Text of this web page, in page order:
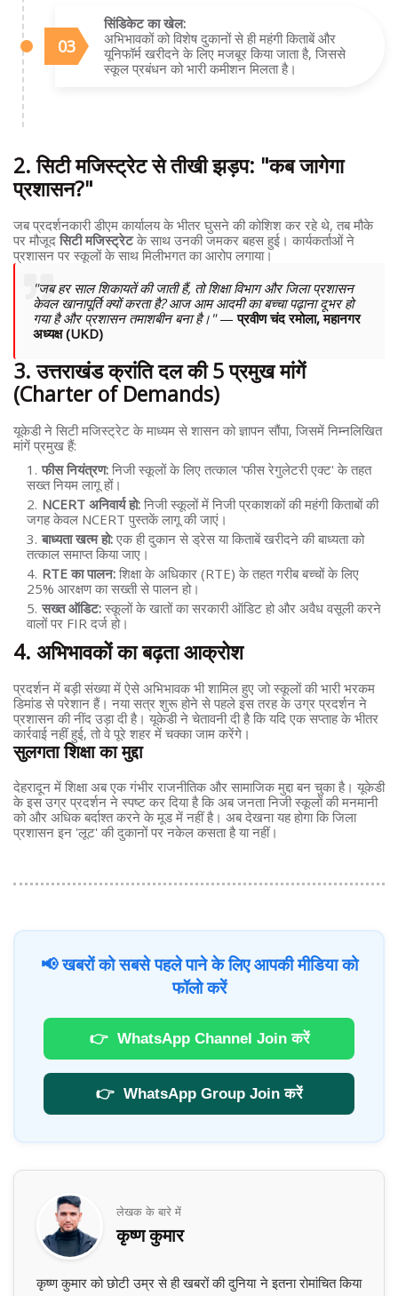
सिंडिकेट का खेल:
अभिभावकों को विशेष दुकानों से ही महंगी किताबें और
यूनिफॉर्म खरीदने के लिए मजबूर किया जाता है, जिससे
स्कूल प्रबंधन को भारी कमीशन मिलता है।
2. सिटी मजिस्ट्रेट से तीखी झड़प: "कब जागेगा
प्रशासन?"
जब प्रदर्शनकारी डीएम कार्यालय के भीतर घुसने की कोशिश कर रहे थे, तब मौके
पर मौजूद सिटी मजिस्ट्रेटके साथ उनकी जमकर बहस हुई। कार्यकर्ताओं ने
प्रशासन पर स्कूलों के साथ मिलीभगत का आरोप लगाया।
"जब हर साल शिकायतें की जाती हैं, तो शिक्षा विभाग और जिला प्रशासन
केवल खानापूर्ति क्यों करता है? आज आम आदमी का बच्चा पढ़ाना दूभर हो
गया है और प्रशासन तमाशबीन बना है।"—प्रवीण चंद रमोला, महानगर
अध्यक्ष (UKD)
3. उत्तराखंड क्रांति दल की 5 प्रमुख मांगें
(Charter of Demands)
यूकेडी ने सिटी मजिस्ट्रेट के माध्यम से शासन को ज्ञापन सौंपा, जिसमें निम्नलिखित
मांगें प्रमुख हैं:
फीस नियंत्रण: निजी स्कूलों के लिए तत्काल 'फीस रेगुलेटरी एक्ट' के तहत
सख्त नियम लागू हों।
NCERT अनिवार्य हो: निजी स्कूलों में निजी प्रकाशकों की महंगी किताबों की
जगह केवल NCERT पुस्तकें लागू की जाएं।
बाध्यता खत्म हो: एक ही दुकान से ड्रेस या किताबें खरीदने की बाध्यता को
तत्काल समाप्त किया जाए।
RTE का पालन: शिक्षा के अधिकार (RTE) के तहत गरीब बच्चों के लिए
25% आरक्षण का सख्ती से पालन हो।
सख्त ऑडिट: स्कूलों के खातों का सरकारी ऑडिट हो और अवैध वसूली करने
वालों पर FIR दर्ज हो।
4. अभिभावकों का बढ़ता आक्रोश
प्रदर्शन में बड़ी संख्या में ऐसे अभिभावक भी शामिल हुए जो स्कूलों की भारी भरकम
डिमांड से परेशान हैं। नया सत्र शुरू होने से पहले इस तरह के उग्र प्रदर्शन ने
प्रशासन की नींद उड़ा दी है। यूकेडी ने चेतावनी दी है कि यदि एक सप्ताह के भीतर
कार्रवाई नहीं हुई, तो वे पूरे शहर में चक्का जाम करेंगे।
सुलगता शिक्षा का मुद्दा
देहरादून में शिक्षा अब एक गंभीर राजनीतिक और सामाजिक मुद्दा बन चुका है। यूकेडी
के इस उग्र प्रदर्शन ने स्पष्ट कर दिया है कि अब जनता निजी स्कूलों की मनमानी
को और अधिक बर्दाश्त करने के मूड में नहीं है। अब देखना यह होगा कि जिला
प्रशासन इन 'लूट' की दुकानों पर नकेल कसता है या नहीं।
📢 खबरों को सबसे पहले पाने के लिए आपकी मीडिया को
फॉलो करें
👉 WhatsApp Channel Join करें
👉 WhatsApp Group Join करें
लेखक के बारे में
कृष्ण कुमार
कृष्ण कुमार को छोटी उम्र से ही खबरों की दुनिया ने इतना रोमांचित किया